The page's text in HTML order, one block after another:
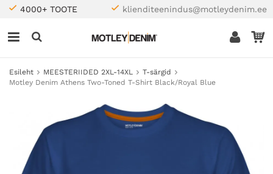
4000+ TOOTE klienditeenindus@motleydenim.ee
Esileht MEESTERIIDED 2XL-14XL
T-särgid
Motley Denim Athens Two-Toned T-Shirt Black/Royal Blue